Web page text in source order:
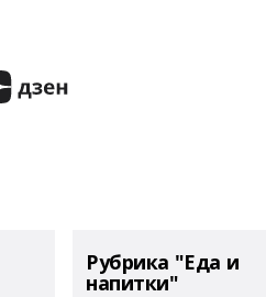
Рубрика "Еда и
напитки"